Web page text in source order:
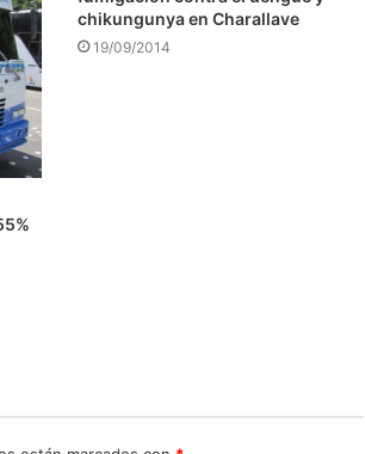
chikungunya en Charallave
19/09/2014